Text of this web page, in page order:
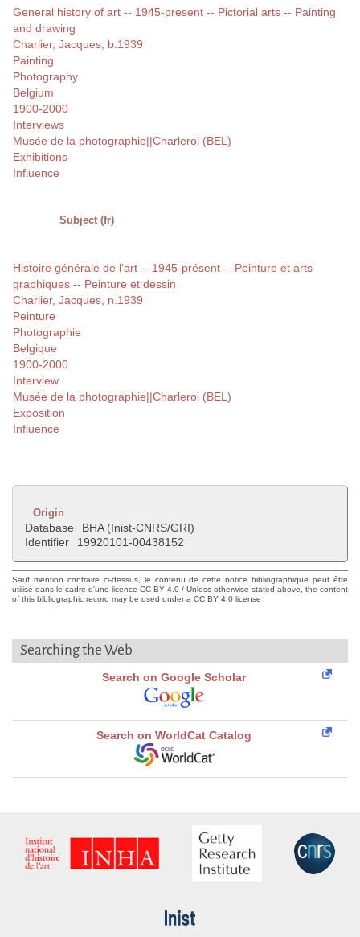
General history of art -- 1945-present -- Pictorial arts -- Painting
and drawing
Charlier, Jacques, b.1939
Painting
Photography
Belgium
1900-2000
Interviews
Musée de la photographie||Charleroi (BEL)
Exhibitions
Influence
Subject (fr)
Histoire générale de l'art -- 1945-présent -- Peinture et arts
graphiques -- Peinture et dessin
Charlier, Jacques, n.1939
Peinture
Photographie
Belgique
1900-2000
Interview
Musée de la photographie||Charleroi (BEL)
Exposition
Influence
Origin
Database
BHA (Inist-CNRS/GRI)
Identifier
19920101-00438152
Sauf mention contraire ci-dessus, le contenu de cette notice bibliographique peut être
utilisé dans le cadre d'une licence CC BY 4.0 / Unless otherwise stated above, the content
of this bibliographic record may be used under a CC BY 4.0 license
Searching the Web
Search on Google Scholar
Search on WorldCat Catalog